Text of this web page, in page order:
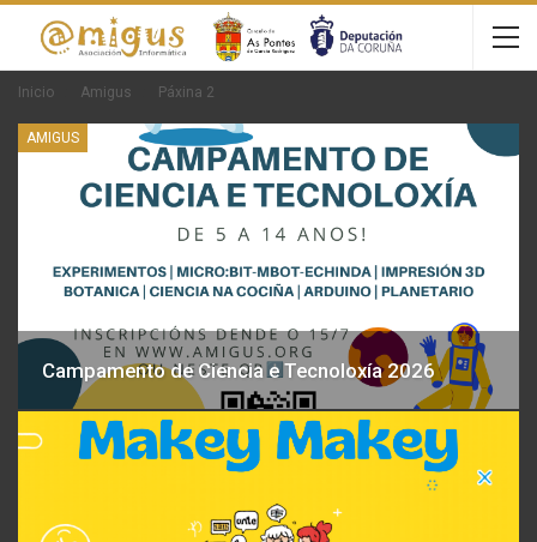
Inicio Amigus Páxina 2
AMIGUS
Campamento de Ciencia e Tecnoloxía 2026